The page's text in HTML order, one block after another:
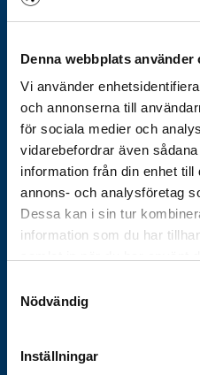
Denna webbplats använder
Vi använder
och annonserna till
för sociala medier och
vidarebefordrar även
information från din enhet
annons- och analysföretag
Dessa kan i sin tur
information som du har
Nödvändig
Inställningar
Vårt erbjudande
Historik
Nyhetsbrev
Varför Göthes
Våra varumärken
Koncernbolag
Försäljnings- och leveransvillkor